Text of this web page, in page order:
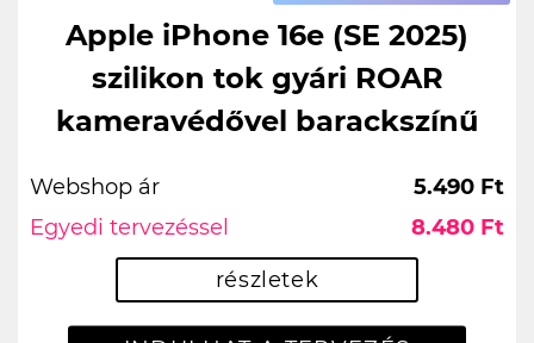
Apple iPhone 16e (SE 2025)
szilikon tok gyári ROAR
kameravédővel barackszínű
Webshop ár
5.490 Ft
Egyedi tervezéssel
8.480 Ft
részletek